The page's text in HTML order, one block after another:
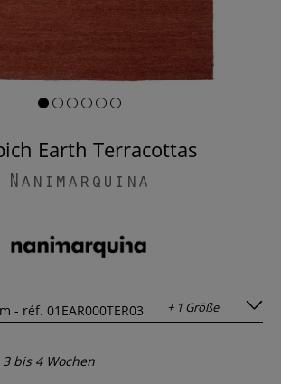
Earth Terracottas
Nanimarquina
+ 1 Größe
3 bis 4 Wochen